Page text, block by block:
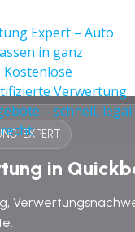
EXPERT
in